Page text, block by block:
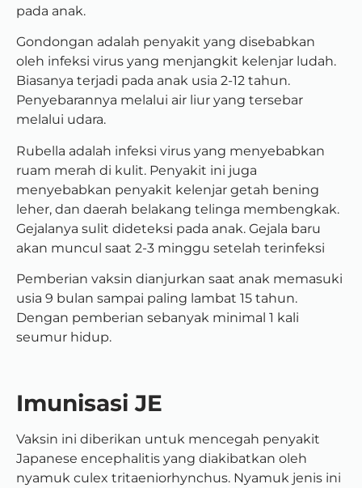
pada anak.
Gondongan adalah penyakit yang disebabkan
oleh infeksi virus yang menjangkit kelenjar ludah.
Biasanya terjadi pada anak usia 2-12 tahun.
Penyebarannya melalui air liur yang tersebar
melalui udara.
Rubella adalah infeksi virus yang menyebabkan
ruam merah di kulit. Penyakit ini juga
menyebabkan penyakit kelenjar getah bening
leher, dan daerah belakang telinga membengkak.
Gejalanya sulit dideteksi pada anak. Gejala baru
akan muncul saat 2-3 minggu setelah terinfeksi
Pemberian vaksin dianjurkan saat anak memasuki
usia 9 bulan sampai paling lambat 15 tahun.
Dengan pemberian sebanyak minimal 1 kali
seumur hidup.
Imunisasi JE
Vaksin ini diberikan untuk mencegah penyakit
Japanese encephalitis yang diakibatkan oleh
nyamuk culex tritaeniorhynchus. Nyamuk jenis ini